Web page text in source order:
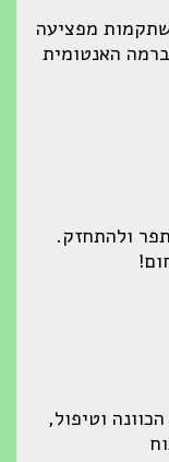
מפציעה
האנטומית
ולהתחזק.
וטיפול,